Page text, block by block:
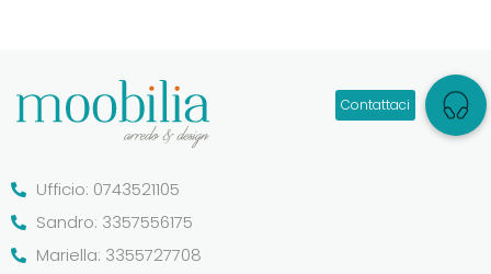
Ufficio: 0743521105
Sandro: 3357556175
Mariella: 3355727708